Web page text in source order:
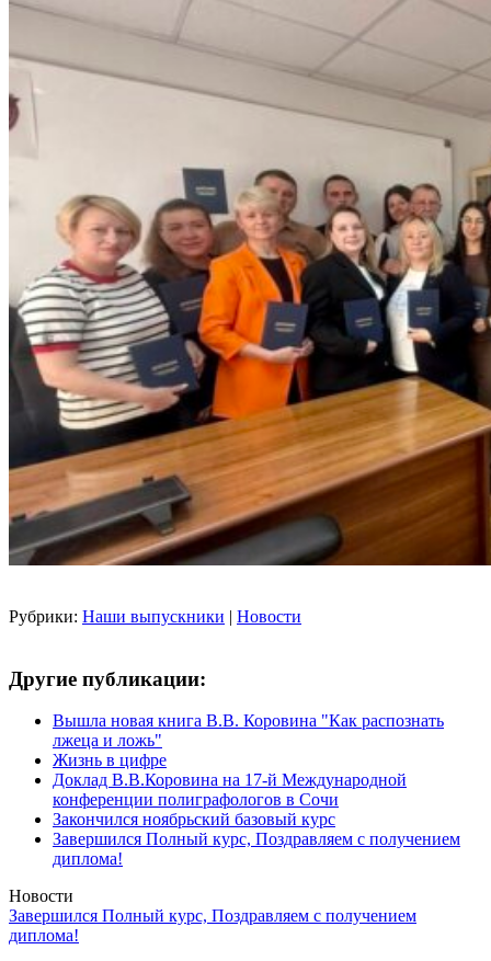
Рубрики: Наши выпускники | Новости
Другие публикации:
Вышла новая книга В.В. Коровина "Как распознать
лжеца и ложь"
Жизнь в цифре
Доклад В.В.Коровина на 17-й Международной
конференции полиграфологов в Сочи
Закончился ноябрьский базовый курс
Завершился Полный курс, Поздравляем с получением
диплома!
Новости
Завершился Полный курс, Поздравляем с получением
диплома!